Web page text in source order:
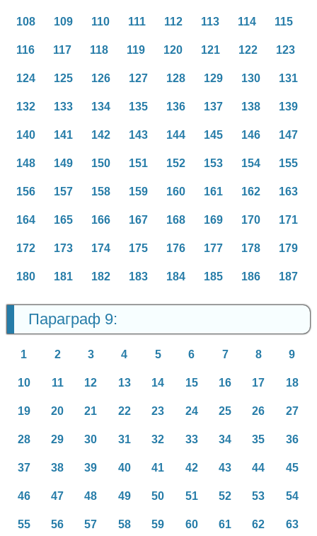
108 109 110 111 112 113 114 115
116 117 118 119 120 121 122 123
124 125 126 127 128 129 130 131
132 133 134 135 136 137 138 139
140 141 142 143 144 145 146 147
148 149 150 151 152 153 154 155
156 157 158 159 160 161 162 163
164 165 166 167 168 169 170 171
172 173 174 175 176 177 178 179
180 181 182 183 184 185 186 187
Параграф 9:
1 2 3 4 5 6 7 8 9
10 11 12 13 14 15 16 17 18
19 20 21 22 23 24 25 26 27
28 29 30 31 32 33 34 35 36
37 38 39 40 41 42 43 44 45
46 47 48 49 50 51 52 53 54
55 56 57 58 59 60 61 62 63